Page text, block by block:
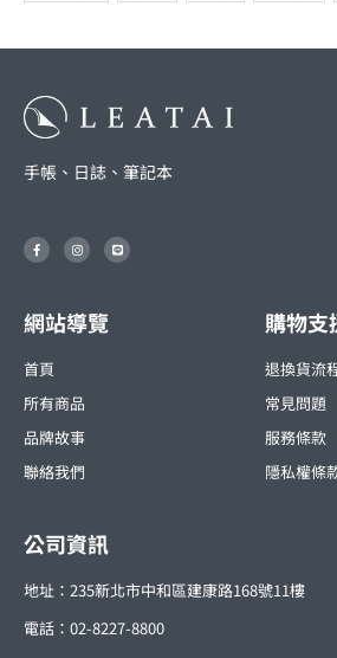
手帳、日誌、筆記本
F
a
c
k
-
I
n
s
r
a
m
L
i
n
網站導覽
首頁
所有商品
品牌故事
聯絡我們
購物支
退換貨流
常見問題
服務條款
隱私權條
公司資訊
地址：235新北市中和區建康路168號11樓
電話：02-8227-8800